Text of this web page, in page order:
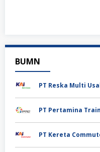
BUMN
PT Reska Multi
PT Pertamina
PT Kereta